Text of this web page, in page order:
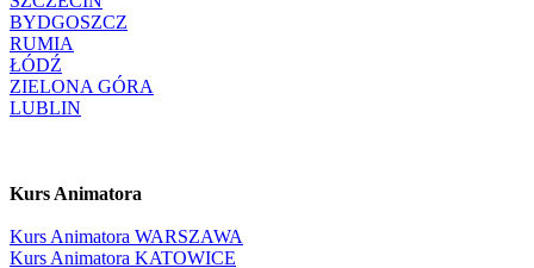
BYDGOSZCZ
RUMIA
ŁÓDŹ
ZIELONA GÓRA
LUBLIN
Kurs Animatora
Kurs Animatora WARSZAWA
Kurs Animatora KATOWICE